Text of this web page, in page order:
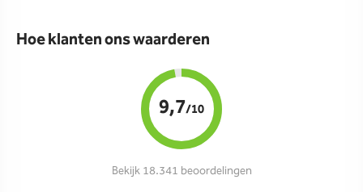
Hoe klanten ons waarderen
9,7/10
Bekijk 18.341 beoordelingen